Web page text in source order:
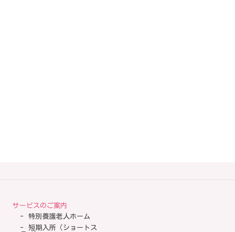
サービスのご案内
特別養護老人ホーム
短期入所（ショートス